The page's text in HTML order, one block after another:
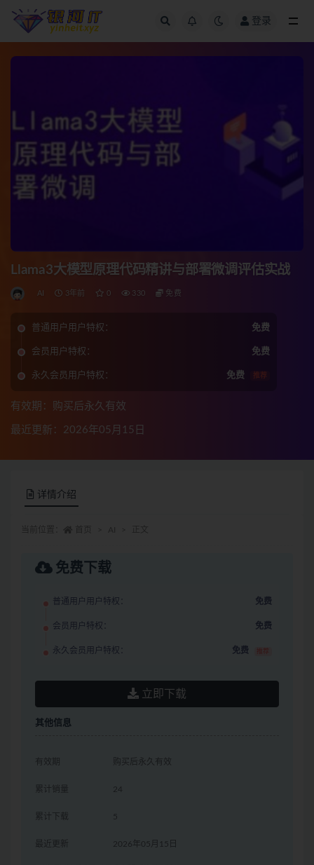
登录
Llama3大模型原理代码精讲与部署微调评估实战
AI 3年前 0 330 免费
普通用户用户特权： 免费
会员用户特权： 免费
永久会员用户特权： 免费 推荐
有效期：购买后永久有效
最近更新：2026年05月15日
详情介绍
免费下载
普通用户用户特权： 免费
会员用户特权： 免费
永久会员用户特权： 免费 推荐
立即下载
其他信息
有效期 购买后永久有效
累计销量 24
累计下载 5
最近更新 2026年05月15日